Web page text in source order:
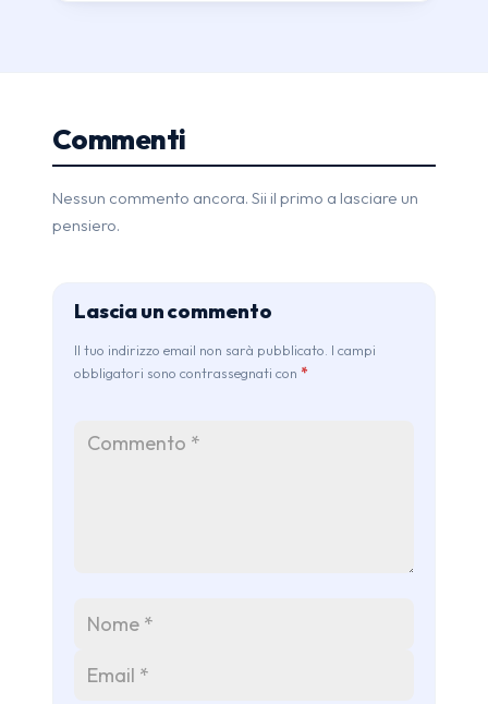
Commenti
Nessun commento ancora. Sii il primo a lasciare un
pensiero.
Lascia un commento
Il tuo indirizzo email non sarà pubblicato. I campi
obbligatori sono contrassegnati con *